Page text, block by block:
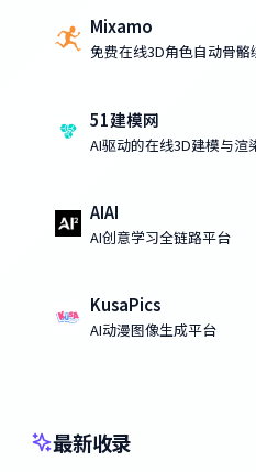
Mixamo
免费在线3D角色自动骨
51建模网
AI驱动的在线3D建模与渲
AIAI
AI创意学习全链路平台
KusaPics
AI动漫图像生成平台
最新收录